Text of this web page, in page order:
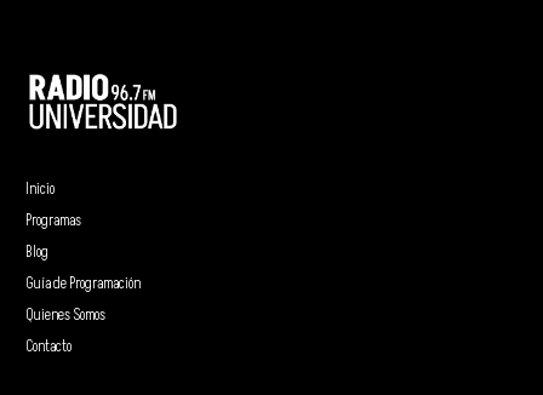
Inicio
Programas
Blog
Guía de Programación
Quienes Somos
Contacto